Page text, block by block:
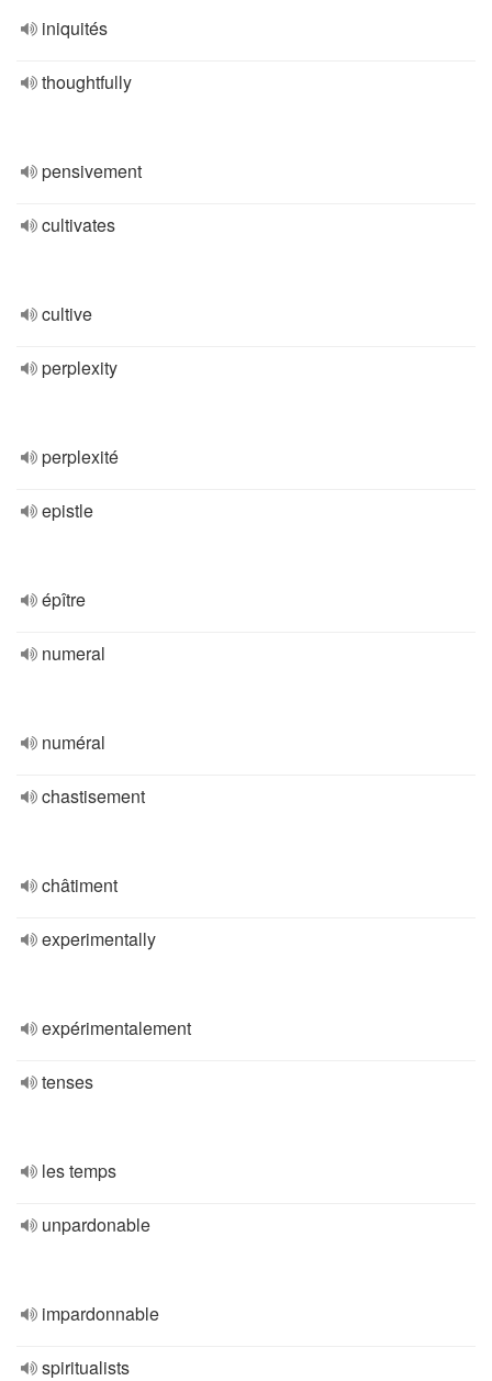
iniquités
thoughtfully
pensivement
cultivates
cultive
perplexity
perplexité
epistle
épître
numeral
numéral
chastisement
châtiment
experimentally
expérimentalement
tenses
les temps
unpardonable
impardonnable
spiritualists